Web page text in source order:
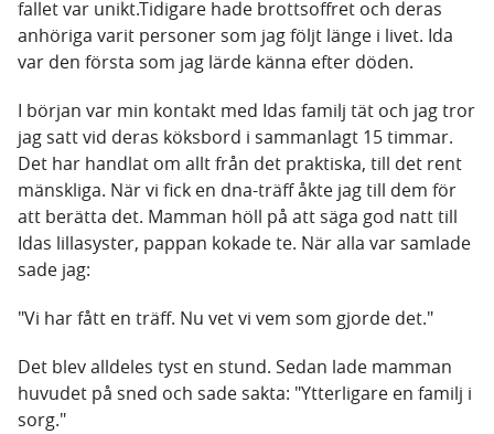
fallet var unikt.Tidigare hade brottsoffret och deras
anhöriga varit personer som jag följt länge i livet. Ida
var den första som jag lärde känna efter döden.
I början var min kontakt med Idas familj tät och jag tror
jag satt vid deras köksbord i sammanlagt 15 timmar.
Det har handlat om allt från det praktiska, till det rent
mänskliga. När vi fick en dna-träff åkte jag till dem för
att berätta det. Mamman höll på att säga god natt till
Idas lillasyster, pappan kokade te. När alla var samlade
sade jag:
"Vi har fått en träff. Nu vet vi vem som gjorde det."
Det blev alldeles tyst en stund. Sedan lade mamman
huvudet på sned och sade sakta: "Ytterligare en familj i
sorg."